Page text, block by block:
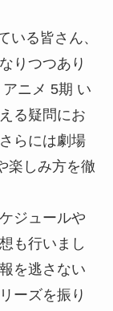
いる皆さん、
りつつあり
ニメ 5期 い
る疑問にお
らには劇場
楽しみ方を徹
ジュールや
も行いまし
を逃さない
ーズを振り